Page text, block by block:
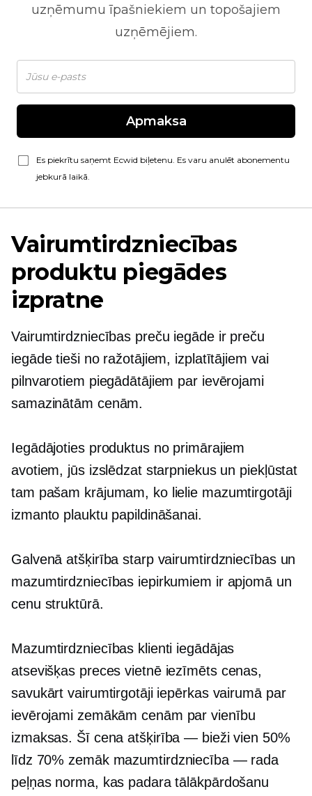
uzņēmumu īpašniekiem un topošajiem
uzņēmējiem.
Apmaksa
Es piekrītu saņemt Ecwid biļetenu. Es varu anulēt abonementu
jebkurā laikā.
Vairumtirdzniecības
produktu piegādes
izpratne
Vairumtirdzniecības preču iegāde ir preču
iegāde tieši no ražotājiem, izplatītājiem vai
pilnvarotiem piegādātājiem par ievērojami
samazinātām cenām.
Iegādājoties produktus no primārajiem
avotiem, jūs izslēdzat starpniekus un piekļūstat
tam pašam krājumam, ko lielie mazumtirgotāji
izmanto plauktu papildināšanai.
Galvenā atšķirība starp vairumtirdzniecības un
mazumtirdzniecības iepirkumiem ir apjomā un
cenu struktūrā.
Mazumtirdzniecības klienti iegādājas
atsevišķas preces vietnē iezīmētscenas,
savukārt vairumtirgotāji iepērkas vairumā par
ievērojami zemākām cenām par vienību
izmaksas. Šī cenaatšķirība — bieži vien 50%
līdz 70% zemāk mazumtirdzniecība — rada
peļņas norma, kas padara tālākpārdošanu